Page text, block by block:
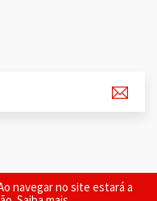
navegar no site estará a
reservados.